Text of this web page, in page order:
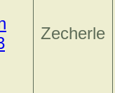
Zecherle